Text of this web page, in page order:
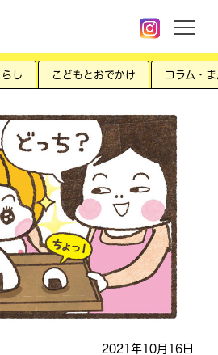
らし こどもとおでかけ コラム・
2021年10月16日